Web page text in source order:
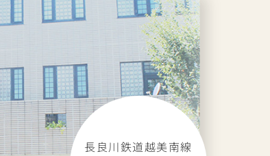
長良川鉄道越美南線